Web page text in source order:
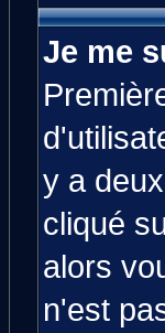
Je me
y a
cliqué
alors
n'est